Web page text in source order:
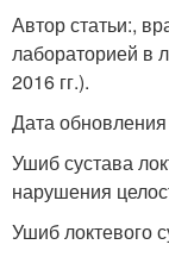
Автор статьи:,
лабораторией в
2016 гг.).
Дата обновления
Ушиб сустава
нарушения
Ушиб локтевого